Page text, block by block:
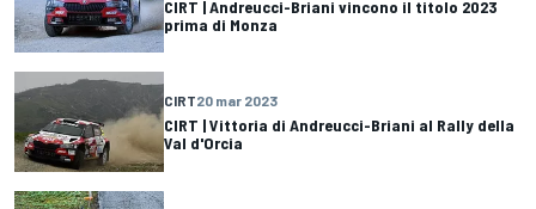
CIRT | Andreucci-Briani vincono il titolo 2023
prima di Monza
CIRT20 mar 2023
CIRT | Vittoria di Andreucci-Briani al Rally della
Val d'Orcia